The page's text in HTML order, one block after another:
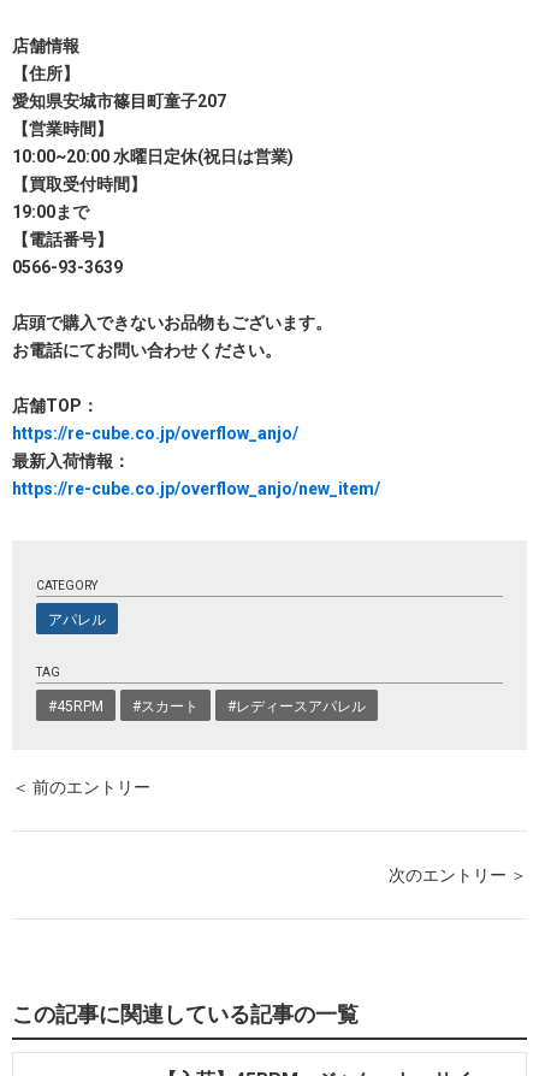
店舗情報
【住所】
愛知県安城市篠目町童子207
【営業時間】
10:00~20:00 水曜日定休(祝日は営業)
【買取受付時間】
19:00まで
【電話番号】
0566-93-3639
店頭で購入できないお品物もございます。
お電話にてお問い合わせください。
店舗TOP：
https://re-cube.co.jp/overflow_anjo/
最新入荷情報：
https://re-cube.co.jp/overflow_anjo/new_item/
CATEGORY
アパレル
TAG
#45RPM #スカート #レディースアパレル
＜ 前のエントリー
次のエントリー ＞
この記事に関連している記事の一覧